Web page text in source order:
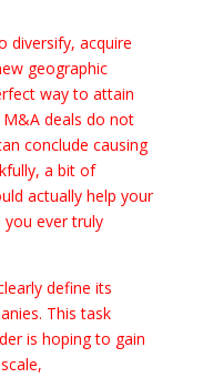
diversify, acquire
geographic
way to attain
deals do not
conclude causing
a bit of
actually help your
ever truly
define its
This task
is hoping to gain